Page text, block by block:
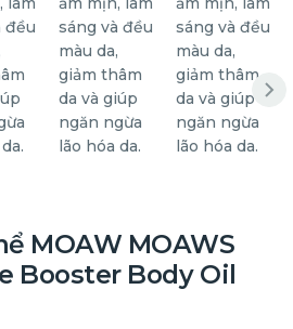
MOAW MOAWS
Booster Body Oil